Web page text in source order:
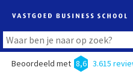
Beoordeeld met 8,6 3.615